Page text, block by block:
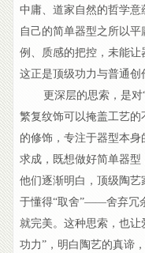
中庸、道家自然的哲学意
自己的简单器型之所以
例、质感的把控，未能
这正是顶级功力与普通创
更深层的思索，是对
繁复纹饰可以掩盖工艺
的修饰，专注于器型本
求成，既想做好简单器型
他们逐渐明白，顶级陶
于懂得“取舍”——舍弃冗
就完美。这种思索，也让
功力”，明白陶艺的真谛